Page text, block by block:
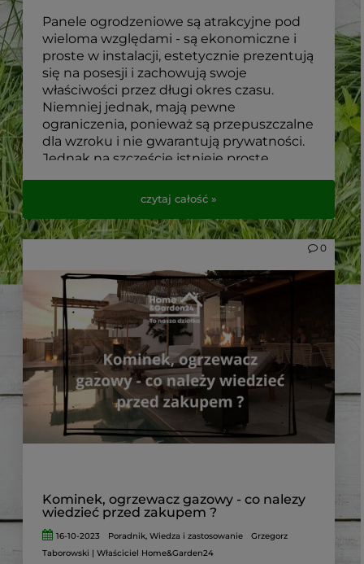
Panele ogrodzeniowe są atrakcyjne pod
wieloma względami - są ekonomiczne i
proste w instalacji, estetycznie prezentują
się na posesji i zachowują swoje
właściwości przez długi okres czasu.
Niemniej jednak, mają pewne
ograniczenia, ponieważ są przepuszczalne
dla wzroku i nie gwarantują prywatności.
Jednak na szczęście istnieje proste
osłony do paneli ogrodzeniowych. Kiedy
warto je zastosować i jakie wybrać?
czytaj całość »
Kominek, ogrzewacz gazowy - co nalezy
wiedzieć przed zakupem ?
0
16-10-2023 Poradnik ,Wiedza i zastosowanie
Grzegorz
Taborowski | Właściciel Home&Garden24